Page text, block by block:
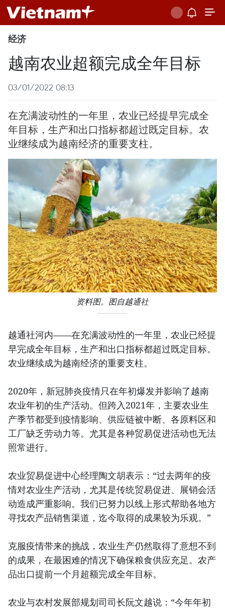
经济
越南农业超额完成全年目标
03/01/2022 08:13
在充满波动性的一年里，农业已经提早完成全
年目标，生产和出口指标都超过既定目标。农
业继续成为越南经济的重要支柱。
资料图。图自越通社
越通社河内——在充满波动性的一年里，农业已经提
早完成全年目标，生产和出口指标都超过既定目标。
农业继续成为越南经济的重要支柱。
2020年，新冠肺炎疫情只在年初爆发并影响了越南
农业年初的生产活动。但跨入2021年，主要农业生
产季节都受到疫情影响、供应链被中断、各原料区和
工厂缺乏劳动力等。尤其是各种贸易促进活动也无法
照常进行。
农业贸易促进中心经理陶文胡表示：“过去两年的疫
情对农业生产活动，尤其是传统贸易促进、展销会活
动造成严重影响。我们已努力以线上形式帮助各地方
寻找农产品销售渠道，迄今取得的成果较为乐观。”
克服疫情带来的挑战，农业生产仍然取得了意想不到
的成果，在最困难的情况下确保粮食供应充足。农产
品出口提前一个月超额完成全年目标。
农业与农村发展部规划司司长阮文越说：“今年年初